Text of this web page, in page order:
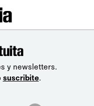
y newsletters.
suscribite.